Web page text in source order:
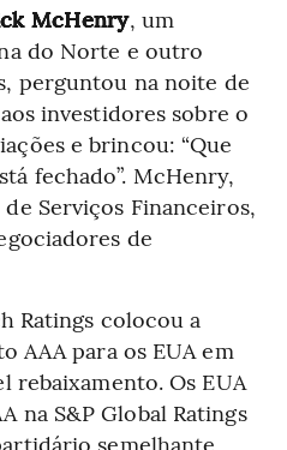
McHenry, um
do Norte e outro
perguntou na noite de
investidores sobre o
e brincou: “Que
fechado”. McHenry,
Serviços Financeiros,
de
Ratings colocou a
AAA para os EUA em
rebaixamento. Os EUA
na S&P Global Ratings
semelhante